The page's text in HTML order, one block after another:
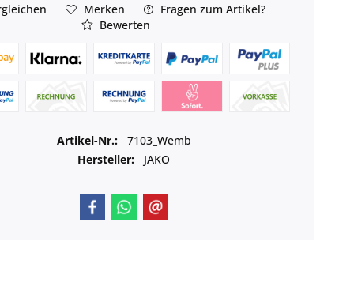
Merken
Fragen zum Artikel?
Bewerten
Artikel-Nr.:
7103_Wemb
Hersteller:
JAKO